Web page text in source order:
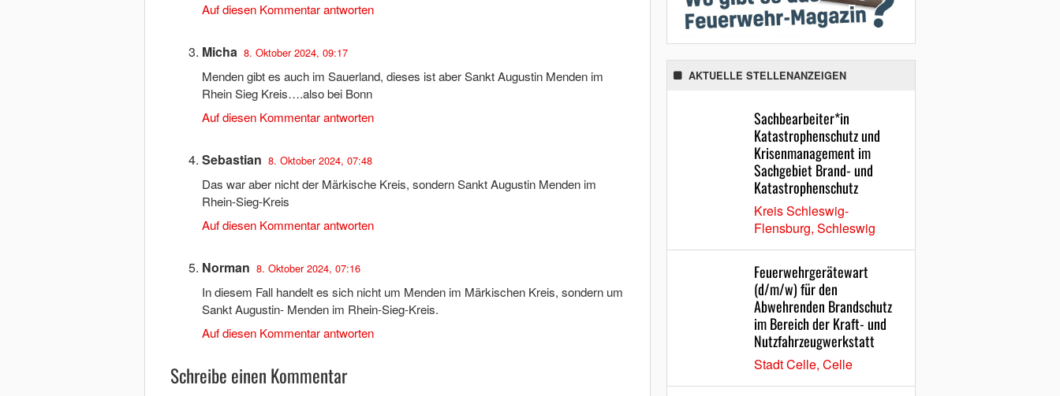
Auf diesen Kommentar antworten
Micha 8. Oktober 2024, 09:17
Menden gibt es auch im Sauerland, dieses ist aber Sankt Augustin Menden im
Rhein Sieg Kreis….also bei Bonn
Auf diesen Kommentar antworten
Sebastian 8. Oktober 2024, 07:48
Das war aber nicht der Märkische Kreis, sondern Sankt Augustin Menden im
Rhein-Sieg-Kreis
Auf diesen Kommentar antworten
Norman 8. Oktober 2024, 07:16
In diesem Fall handelt es sich nicht um Menden im Märkischen Kreis, sondern um
Sankt Augustin- Menden im Rhein-Sieg-Kreis.
Auf diesen Kommentar antworten
Schreibe einen Kommentar
AKTUELLE STELLENANZEIGEN
Sachbearbeiter*in
Katastrophenschutz und
Krisenmanagement im
Sachgebiet Brand- und
Katastrophenschutz
Kreis Schleswig-
Flensburg, Schleswig
Feuerwehrgerätewart
(d/m/w) für den
Abwehrenden Brandschutz
im Bereich der Kraft- und
Nutzfahrzeugwerkstatt
Stadt Celle, Celle